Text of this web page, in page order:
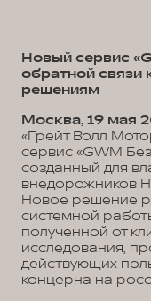
Новый сервис
обратной связи
решениям
Москва, 19 мая
«Грейт Волл
сервис «GWM
созданный для
внедорожников
Новое решение
системной
полученной от
исследования,
действующих
концерна на